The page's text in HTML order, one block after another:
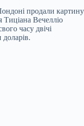
продали картину
Тиціана Вечелліо
часу двічі